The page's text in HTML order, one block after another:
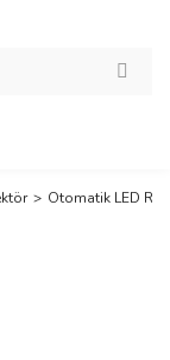
Otomatik LED